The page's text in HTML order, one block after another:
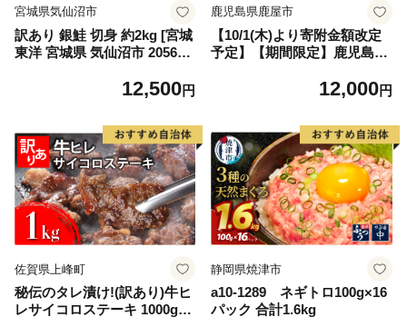
宮城県気仙沼市
訳あり 銀鮭 切身 約2kg [宮城
東洋 宮城県 気仙沼市 205649
格外 不揃い さけ サケ 鮭切身
切り身 魚 わけあり
12,500円
鹿児島県鹿屋市
【10/1(木)より寄附金額改定
予定】【期間限定】鹿児島県
12,000円
佐賀県上峰町
秘伝のタレ漬け!(訳あり)牛ヒ
レサイコロステーキ 1000g
静岡県焼津市
a10-1289 ネギトロ100g×16
パック 合計1.6kg